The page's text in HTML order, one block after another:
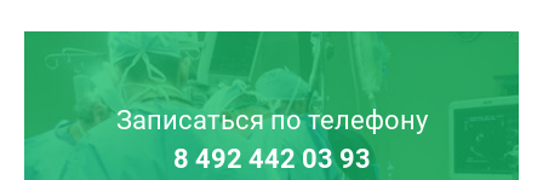
Записаться по телефону
8 492 442 03 93